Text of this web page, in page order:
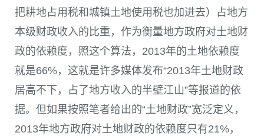
把耕地占用税和城镇土地使用税也加进去）占地方
本级财政收入的比重，作为衡量地方政府对土地财
政的依赖度，照这个算法，2013年的土地依赖度
就是66%，这就是许多媒体发布“2013年土地财政
居高不下，占了地方收入的半壁江山”等报道的依
据。但如果按照笔者给出的“土地财政”宽泛定义，
2013年地方政府对土地财政的依赖度只有21%，